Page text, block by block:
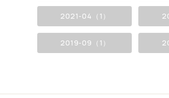
2021-04（1）
2019-09（1）